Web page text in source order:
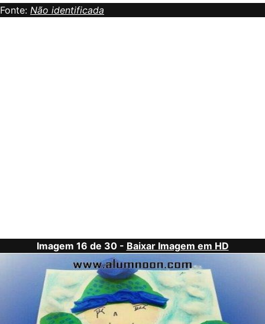
Fonte: Não identificada
Imagem 16 de 30 - Baixar Imagem em HD